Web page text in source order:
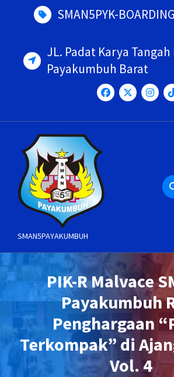
SMAN5PYK-
JL. Padat Karya Tangah
Payakumbuh Barat
SMAN5PAYAKUMBUH
PIK-R Malvace
Payakumbuh
Penghargaan
Terkompak” di
Vol. 4